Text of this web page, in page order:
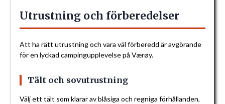
Utrustning och förberedelser
Att ha rätt utrustning och vara väl förberedd är avgörande
för en lyckad campingupplevelse på Værøy.
Tält och sovutrustning
Välj ett tält som klarar av blåsiga och regniga förhållanden,